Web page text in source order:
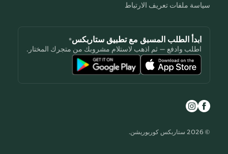
سياسة ملفات تعريف الارتباط
ابدأ الطلب المسبق مع تطبيق ستاربكس®
اطلب وادفع — ثم اذهب لاستلام مشروبك من متجرك المختار.
© 2026 ستاربكس كوربوريشن.